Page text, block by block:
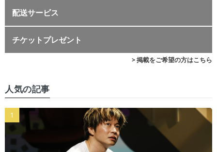
配送サービス
チケットプレゼント
> 掲載をご希望の方はこちら
人気の記事